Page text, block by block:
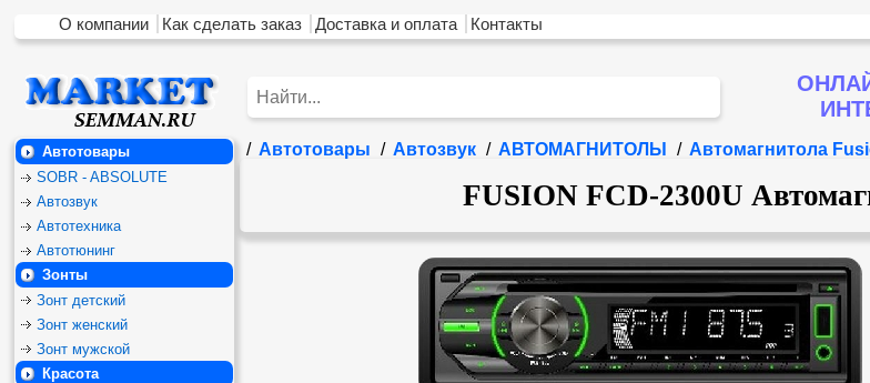
О компании Как сделать заказ Доставка и оплата Контакты
Автотовары
SOBR - ABSOLUTE
Автозвук
Автотехника
Автотюнинг
Зонты
Зонт детский
Зонт женский
Зонт мужской
Красота
/ Автотовары / Автозвук / АВТОМАГНИТОЛЫ / Автомагнитола
FUSION FCD-2300U